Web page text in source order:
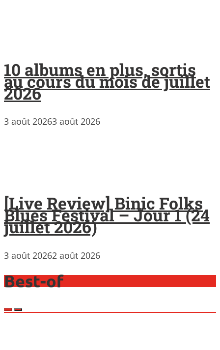
10 albums en plus, sortis
au cours du mois de juillet
2026
3 août 20263 août 2026
[Live Review] Binic Folks
Blues Festival – Jour 1 (24
juillet 2026)
3 août 20262 août 2026
Best-of